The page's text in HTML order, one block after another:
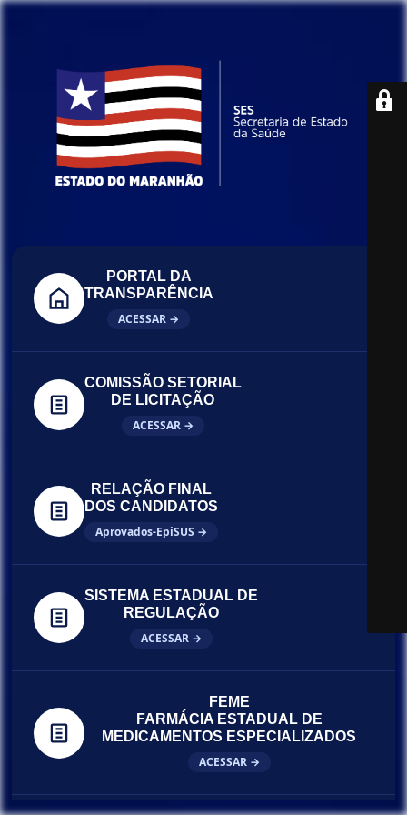
PORTAL DA
TRANSPARÊNCIA
ACESSAR →
COMISSÃO SETORIAL
DE LICITAÇÃO
ACESSAR →
RELAÇÃO FINAL
DOS CANDIDATOS
Aprovados-EpiSUS →
SISTEMA ESTADUAL DE
REGULAÇÃO
ACESSAR →
FEME
FARMÁCIA ESTADUAL DE
MEDICAMENTOS ESPECIALIZADOS
ACESSAR →